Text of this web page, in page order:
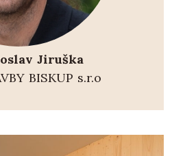
Jiruška
BISKUP s.r.o